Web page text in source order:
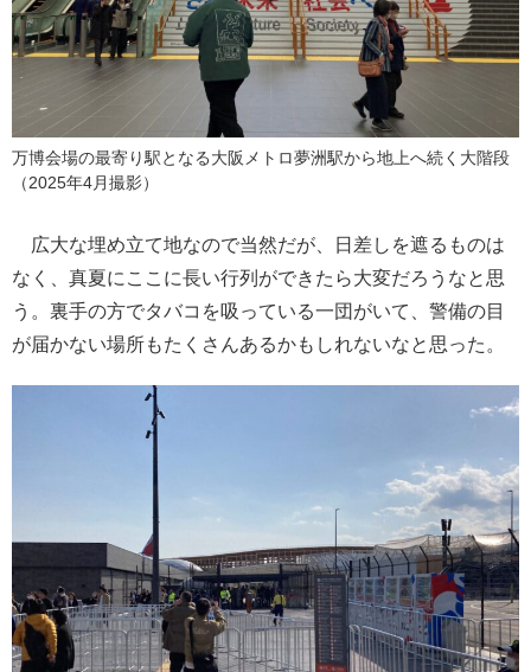
万博会場の最寄り駅となる大阪メトロ夢洲駅から地上へ続く大階段
（2025年4月撮影）
広大な埋め立て地なので当然だが、日差しを遮るものは
なく、真夏にここに長い行列ができたら大変だろうなと思
う。裏手の方でタバコを吸っている一団がいて、警備の目
が届かない場所もたくさんあるかもしれないなと思った。